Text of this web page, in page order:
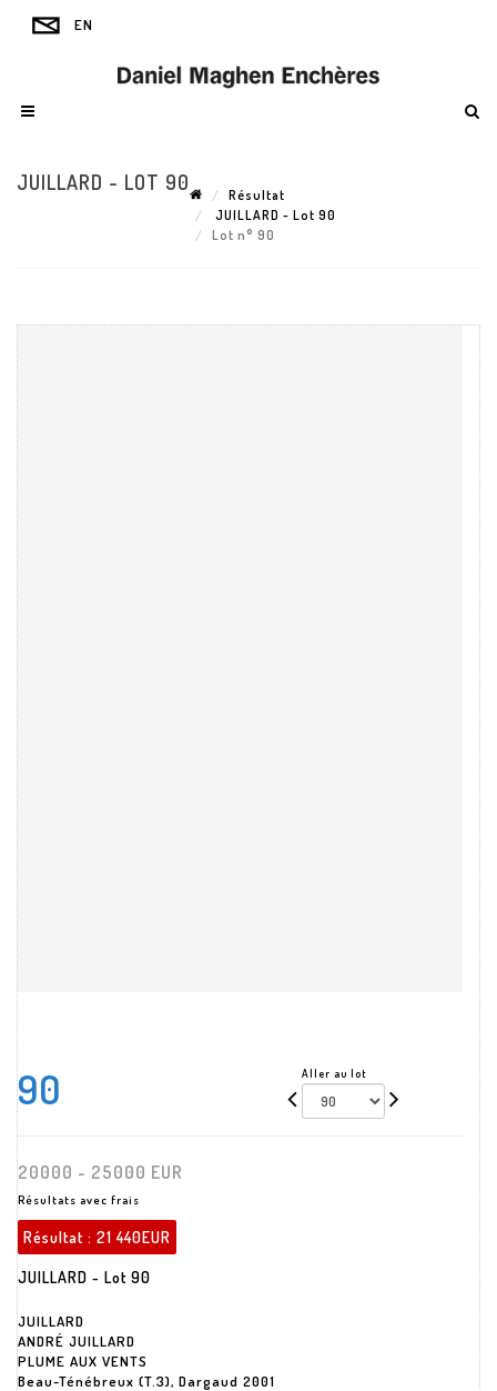
JUILLARD - LOT 90
Résultat
JUILLARD - Lot 90
Lot n° 90
90 Aller au lot
20000 - 25000 EUR
Résultats avec frais
Résultat : 21 440EUR
JUILLARD - Lot 90
JUILLARD
ANDRÉ JUILLARD
PLUME AUX VENTS
Beau-Ténébreux (T.3), Dargaud 2001